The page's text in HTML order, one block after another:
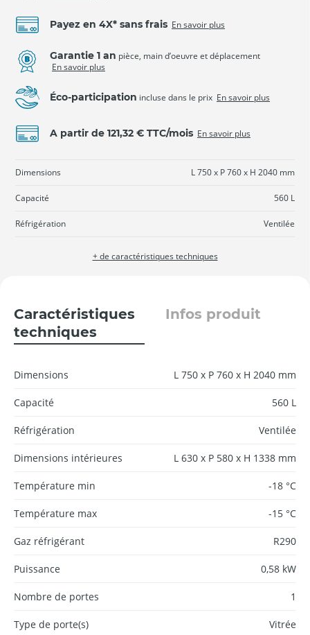
Payez en 4X* sans frais En savoir plus
Garantie 1 an pièce, main d’oeuvre et déplacement
En savoir plus
Éco-participation incluse dans le prix En savoir plus
A partir de 121,32 € TTC/mois En savoir plus
Dimensions L 750 x P 760 x H 2040 mm
Capacité 560 L
Réfrigération Ventilée
+ de caractéristiques techniques
Caractéristiques
techniques
Infos produit
Dimensions L 750 x P 760 x H 2040 mm
Capacité 560 L
Réfrigération Ventilée
Dimensions intérieures L 630 x P 580 x H 1338 mm
Température min -18 °C
Température max -15 °C
Gaz réfrigérant R290
Puissance 0,58 kW
Nombre de portes 1
Type de porte(s) Vitrée